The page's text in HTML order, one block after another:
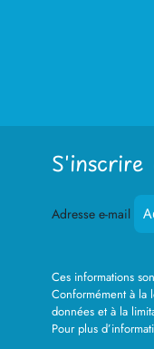
S'inscrire
Adresse e-mail
Ces informations
Conformément à la
données et à la
Pour plus